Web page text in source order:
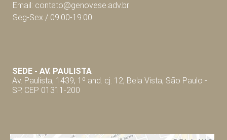
Email: contato@genovese.adv.br
Seg-Sex / 09:00-19:00
SEDE - AV. PAULISTA
Av. Paulista, 1439, 1º and. cj. 12, Bela Vista, São Paulo -
SP. CEP 01311-200